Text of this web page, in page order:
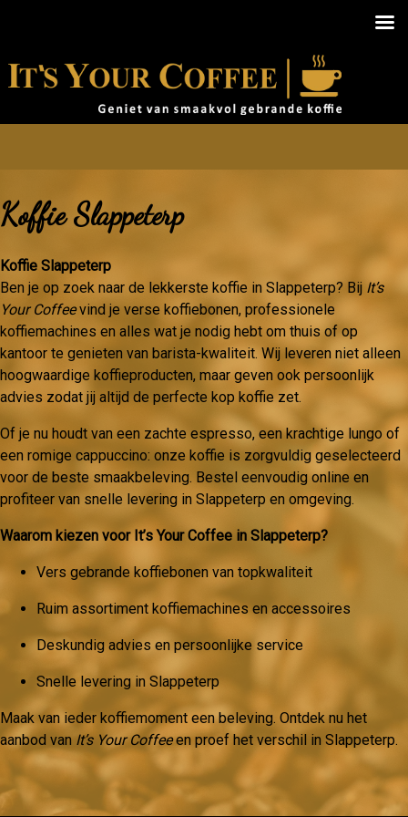
Koffie Slappeterp
Koffie Slappeterp
Ben je op zoek naar de lekkerste koffie in Slappeterp? Bij It’s
Your Coffeevind je verse koffiebonen, professionele
koffiemachines en alles wat je nodig hebt om thuis of op
kantoor te genieten van barista-kwaliteit. Wij leveren niet alleen
hoogwaardige koffieproducten, maar geven ook persoonlijk
advies zodat jij altijd de perfecte kop koffie zet.
Of je nu houdt van een zachte espresso, een krachtige lungo of
een romige cappuccino: onze koffie is zorgvuldig geselecteerd
voor de beste smaakbeleving. Bestel eenvoudig online en
profiteer van snelle levering in Slappeterp en omgeving.
Waarom kiezen voor It’s Your Coffee in Slappeterp?
Vers gebrande koffiebonen van topkwaliteit
Ruim assortiment koffiemachines en accessoires
Deskundig advies en persoonlijke service
Snelle levering in Slappeterp
Maak van ieder koffiemoment een beleving. Ontdek nu het
aanbod van It’s Your Coffeeen proef het verschil in Slappeterp.